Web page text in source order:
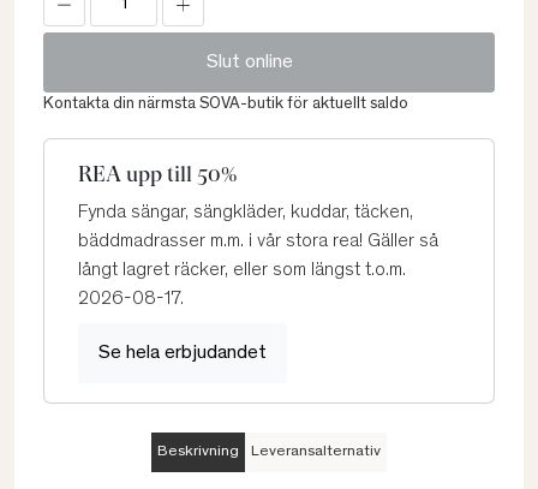
Slut online
Kontakta din närmsta SOVA-butik för aktuellt saldo
REA upp till 50%
Fynda sängar, sängkläder, kuddar, täcken,
bäddmadrasser m.m. i vår stora rea! Gäller så
långt lagret räcker, eller som längst t.o.m.
2026-08-17.
Se hela erbjudandet
Beskrivning Leveransalternativ